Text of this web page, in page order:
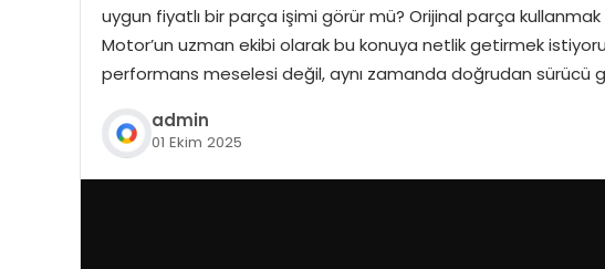
uygun fiyatlı bir parça işimi görür mü? Orijinal parça
Motor’un uzman ekibi olarak bu konuya netlik getirmek
performans meselesi değil, aynı zamanda doğrudan sürücü
admin
01 Ekim 2025